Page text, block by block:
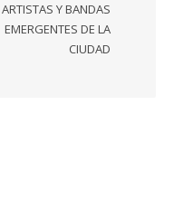
ARTISTAS Y BANDAS
EMERGENTES DE LA
CIUDAD